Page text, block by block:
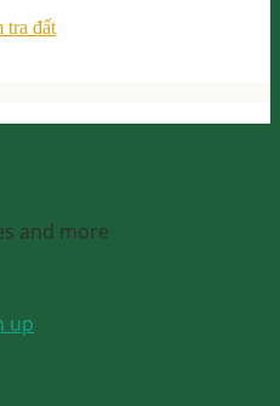
tra đất
and more
up